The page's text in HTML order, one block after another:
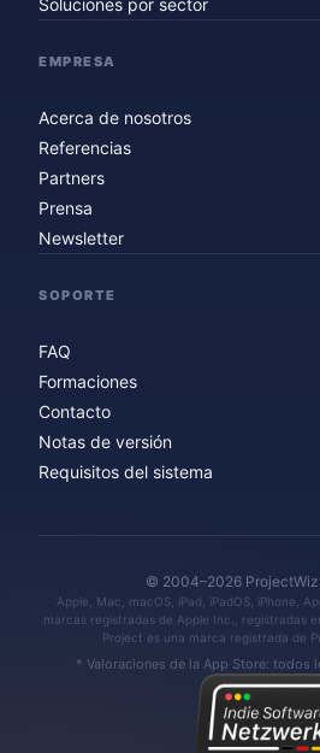
Soluciones por sector
EMPRESA
Acerca de nosotros
Referencias
Partners
Prensa
Newsletter
SOPORTE
FAQ
Formaciones
Contacto
Notas de versión
Requisitos del sistema
© 2004–2026
Apple, Mac, macOS, iPad, iPadOS, iPhone,
marcas registradas de Apple Inc., registradas
Project es una marca registrada de
* Valoraciones de la App Store: todos